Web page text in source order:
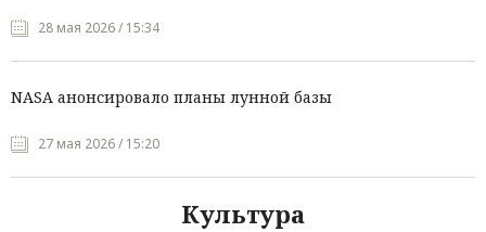
28 мая 2026 / 15:34
NASA анонсировало планы лунной базы
27 мая 2026 / 15:20
Культура